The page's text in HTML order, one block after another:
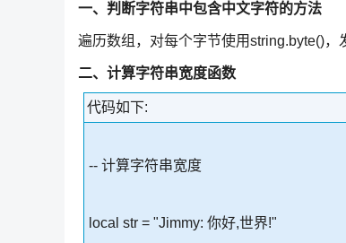
一、判断字符串中包含中文字符的方法
遍历数组，对每个字节使用string.byte()，
二、计算字符串宽度函数
代码如下:
-- 计算字符串宽度
local str = "Jimmy: 你好,世界!"